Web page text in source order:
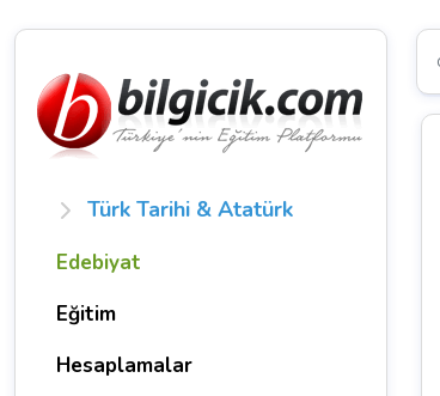
Türk Tarihi & Atatürk
Edebiyat
Eğitim
Hesaplamalar